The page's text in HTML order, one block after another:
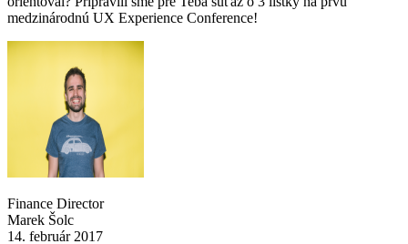
medzinárodnú UX Experience Conference!
Finance Director
Marek Šolc
14. február 2017